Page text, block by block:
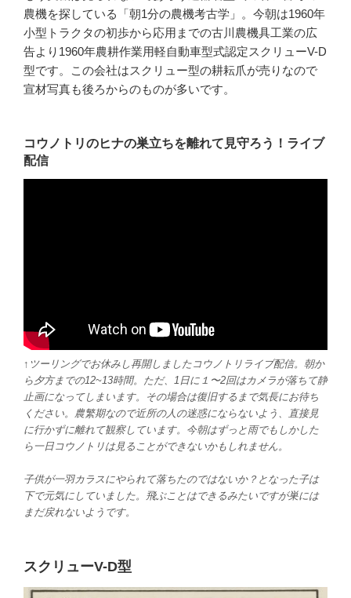
農機を探している「朝1分の農機考古学」。今朝は1960年
小型トラクタの初歩から応用までの古川農機具工業の広
告より1960年農耕作業用軽自動車型式認定スクリューV-D
型です。この会社はスクリュー型の耕耘爪が売りなので
宣材写真も後ろからのものが多いです。
コウノトリのヒナの巣立ちを離れて見守ろう！ライブ
配信
↑ツーリングでお休みし再開しましたコウノトリライブ配信。朝か
ら夕方までの12~13時間。ただ、1日に１〜2回はカメラが落ちて静
止画になってしまいます。その場合は復旧するまで気長にお待ち
ください。農繁期なので近所の人の迷惑にならないよう、直接見
に行かずに離れて観察しています。今朝はずっと雨でもしかした
ら一日コウノトリは見ることができないかもしれません。
子供が一羽カラスにやられて落ちたのではないか？となった子は
下で元気にしていました。飛ぶことはできるみたいですが巣には
まだ戻れないようです。
スクリューV-D型